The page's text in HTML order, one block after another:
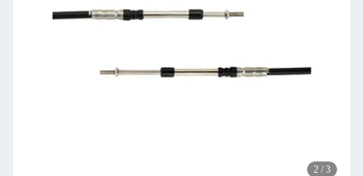
2 / 3